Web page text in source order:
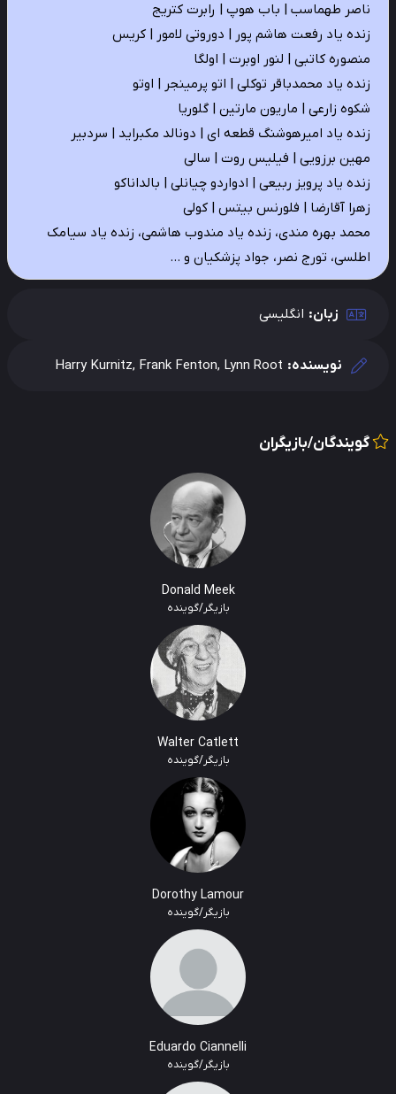
ناصر طهماسب | باب هوپ | رابرت کتریج
زنده یاد رفعت هاشم پور | دوروتی لامور | کریس
منصوره کاتبی | لنور اوبرت | اولگا
زنده یاد محمدباقر توکلی | اتو پرمینجر | اوتو
شکوه زارعی | ماریون مارتین | گلوریا
زنده یاد امیرهوشنگ قطعه ای | دونالد مکبراید | سردبیر
مهین برزویی | فیلیس روت | سالی
زنده یاد پرویز ربیعی | ادواردو چیانلی | بالداناکو
زهرا آقارضا | فلورنس بیتس | کولی
محمد بهره مندی، زنده یاد مندوب هاشمی، زنده یاد سیامک
اطلسی، تورج نصر، جواد پزشکیان و …
زبان: انگلیسی
نویسنده: Harry Kurnitz, Frank Fenton, Lynn Root
گویندگان/بازیگران
Donald Meek
بازیگر/گوینده
Walter Catlett
بازیگر/گوینده
Dorothy Lamour
بازیگر/گوینده
Eduardo Ciannelli
بازیگر/گوینده